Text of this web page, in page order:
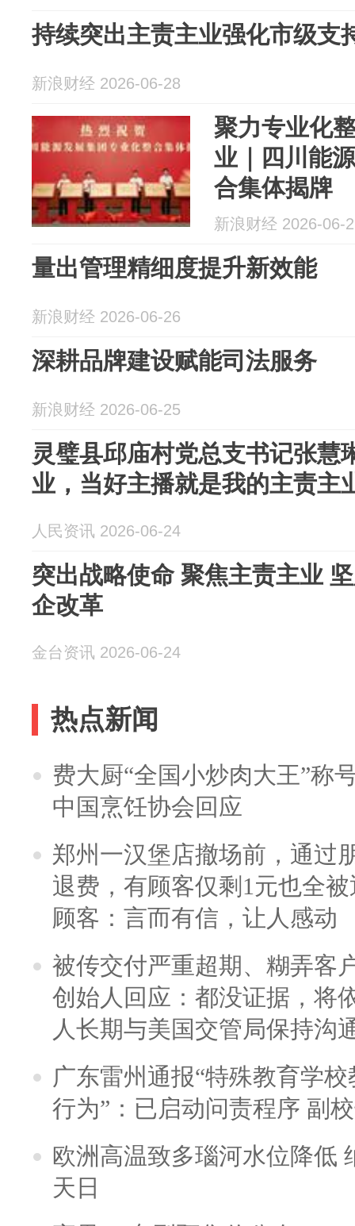
持续突出主责主业强化市级支
新浪财经 2026-06-28
聚力专业化
业｜四川能
合集体揭牌
新浪财经 2026-06-
量出管理精细度提升新效能
新浪财经 2026-06-26
深耕品牌建设赋能司法服务
新浪财经 2026-06-25
灵璧县邱庙村党总支书记张慧
业，当好主播就是我的主责主
人民资讯 2026-06-24
突出战略使命 聚焦主责主业
企改革
金台资讯 2026-06-24
热点新闻
费大厨“全国小炒肉大王”称
中国烹饪协会回应
郑州一汉堡店撤场前，通过
退费，有顾客仅剩1元也全
顾客：言而有信，让人感动
被传交付严重超期、糊弄客
创始人回应：都没证据，将
人长期与美国交管局保持沟
广东雷州通报“特殊教育学
行为”：已启动问责程序 副
欧洲高温致多瑙河水位降低
天日